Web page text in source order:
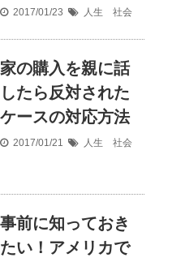
2017/01/23 人生 社会
家の購入を親に話
したら反対された
ケースの対応方法
2017/01/21 人生 社会
事前に知っておき
たい！アメリカで